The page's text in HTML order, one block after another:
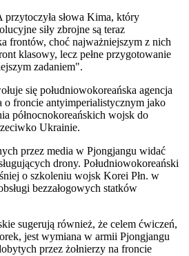
słowa Kima, który
siły zbrojne są teraz
frontów, choć najważniejszym z nich
klasowy, lecz pełne przygotowanie
zadaniem".
się południowokoreańska agencja
o froncie antyimperialistycznym jako
północnokoreańskich wojsk do
Ukrainie.
przez media w Pjongjangu widać
drony. Południowokoreański
o szkoleniu wojsk Korei Płn. w
bezzałogowych statków
sugerują również, że celem ćwiczeń,
jest wymiana w armii Pjongjangu
przez żołnierzy na froncie